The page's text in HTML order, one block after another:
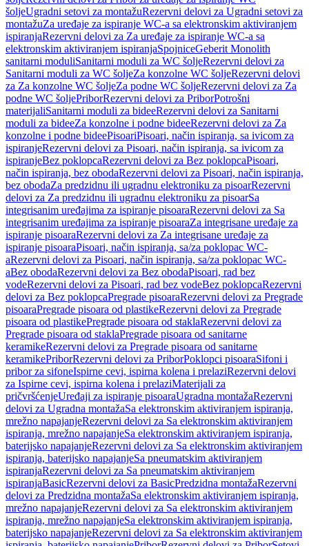
šoljeUgradni setovi za montažuRezervni delovi za Ugradni setovi za
montažuZa uređaje za ispiranje WC-a sa elektronskim aktiviranjem
ispiranjaRezervni delovi za Za uređaje za ispiranje WC-a sa
elektronskim aktiviranjem ispiranjaSpojniceGeberit Monolith
sanitarni moduliSanitarni moduli za WC šoljeRezervni delovi za
Sanitarni moduli za WC šoljeZa konzolne WC šoljeRezervni delovi
za Za konzolne WC šoljeZa podne WC šoljeRezervni delovi za Za
podne WC šoljePriborRezervni delovi za PriborPotrošni
materijaliSanitarni moduli za bideeRezervni delovi za Sanitarni
moduli za bideeZa konzolne i podne bideeRezervni delovi za Za
konzolne i podne bideePisoariPisoari, način ispiranja, sa ivicom za
ispiranjeRezervni delovi za Pisoari, način ispiranja, sa ivicom za
ispiranjeBez poklopcaRezervni delovi za Bez poklopcaPisoari,
način ispiranja, bez obodaRezervni delovi za Pisoari, način ispiranja,
bez obodaZa predzidnu ili ugradnu elektroniku za pisoarRezervni
delovi za Za predzidnu ili ugradnu elektroniku za pisoarSa
integrisanim uređajima za ispiranje pisoaraRezervni delovi za Sa
integrisanim uređajima za ispiranje pisoaraZa integrisane uređaje za
ispiranje pisoaraRezervni delovi za Za integrisane uređaje za
ispiranje pisoaraPisoari, način ispiranja, sa/za poklopac WC-
aRezervni delovi za Pisoari, način ispiranja, sa/za poklopac WC-
aBez obodaRezervni delovi za Bez obodaPisoari, rad bez
vodeRezervni delovi za Pisoari, rad bez vodeBez poklopcaRezervni
delovi za Bez poklopcaPregrade pisoaraRezervni delovi za Pregrade
pisoaraPregrade pisoara od plastikeRezervni delovi za Pregrade
pisoara od plastikePregrade pisoara od staklaRezervni delovi za
Pregrade pisoara od staklaPregrade pisoara od sanitarne
keramikeRezervni delovi za Pregrade pisoara od sanitarne
keramikePriborRezervni delovi za PriborPoklopci pisoaraSifoni i
pribor za sifoneIspirne cevi, ispirna kolena i prelaziRezervni delovi
za Ispirne cevi, ispirna kolena i prelaziMaterijali za
pričvršćenjeUređaji za ispiranje pisoaraUgradna montažaRezervni
delovi za Ugradna montažaSa elektronskim aktiviranjem ispiranja,
mrežno napajanjeRezervni delovi za Sa elektronskim aktiviranjem
ispiranja, mrežno napajanjeSa elektronskim aktiviranjem ispiranja,
baterijsko napajanjeRezervni delovi za Sa elektronskim aktiviranjem
ispiranja, baterijsko napajanjeSa pneumatskim aktiviranjem
ispiranjaRezervni delovi za Sa pneumatskim aktiviranjem
ispiranjaBasicRezervni delovi za BasicPredzidna montažaRezervni
delovi za Predzidna montažaSa elektronskim aktiviranjem ispiranja,
mrežno napajanjeRezervni delovi za Sa elektronskim aktiviranjem
ispiranja, mrežno napajanjeSa elektronskim aktiviranjem ispiranja,
baterijsko napajanjeRezervni delovi za Sa elektronskim aktiviranjem